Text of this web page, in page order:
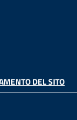
DEL SITO